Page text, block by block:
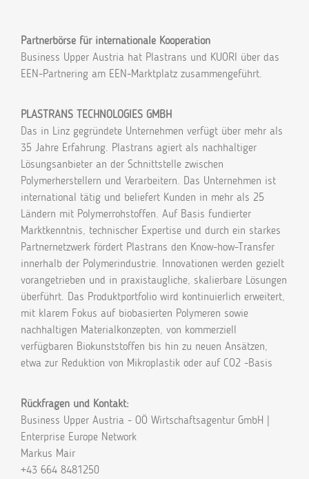
Partnerbörse für internationale Kooperation
Business Upper Austria hat Plastrans und KUORI über das
EEN-Partnering am EEN-Marktplatz zusammengeführt.
PLASTRANS TECHNOLOGIES GMBH
Das in Linz gegründete Unternehmen verfügt über mehr als
35 Jahre Erfahrung. Plastrans agiert als nachhaltiger
Lösungsanbieter an der Schnittstelle zwischen
Polymerherstellern und Verarbeitern. Das Unternehmen ist
international tätig und beliefert Kunden in mehr als 25
Ländern mit Polymerrohstoffen. Auf Basis fundierter
Marktkenntnis, technischer Expertise und durch ein starkes
Partnernetzwerk fördert Plastrans den Know-how-Transfer
innerhalb der Polymerindustrie. Innovationen werden gezielt
vorangetrieben und in praxistaugliche, skalierbare Lösungen
überführt. Das Produktportfolio wird kontinuierlich erweitert,
mit klarem Fokus auf biobasierten Polymeren sowie
nachhaltigen Materialkonzepten, von kommerziell
verfügbaren Biokunststoffen bis hin zu neuen Ansätzen,
etwa zur Reduktion von Mikroplastik oder auf CO2 -Basis
Rückfragen und Kontakt:
Business Upper Austria - OÖ Wirtschaftsagentur GmbH |
Enterprise Europe Network
Markus Mair
+43 664 8481250